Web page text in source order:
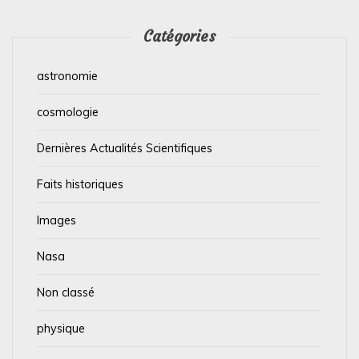
Catégories
astronomie
cosmologie
Dernières Actualités Scientifiques
Faits historiques
Images
Nasa
Non classé
physique